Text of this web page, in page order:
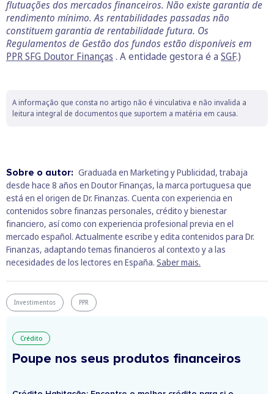
flutuações dos mercados financeiros. Não existe garantia de
rendimento mínimo. As rentabilidades passadas não
constituem garantia de rentabilidade futura. Os
Regulamentos de Gestão dos fundos estão disponíveis em
PPR SFG Doutor Finanças . A entidade gestora é a SGF.)
A informação que consta no artigo não é vinculativa e não invalida a
leitura integral de documentos que suportem a matéria em causa.
Sobre o autor: Graduada en Marketing y Publicidad, trabaja
desde hace 8 años en Doutor Finanças, la marca portuguesa que
está en el origen de Dr. Finanzas. Cuenta con experiencia en
contenidos sobre finanzas personales, crédito y bienestar
financiero, así como con experiencia profesional previa en el
mercado español. Actualmente escribe y edita contenidos para Dr.
Finanzas, adaptando temas financieros al contexto y a las
necesidades de los lectores en España. Saber mais.
Investimentos PPR
Crédito
Poupe nos seus produtos financeiros